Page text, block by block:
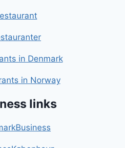
in Denmark
in Norway
links